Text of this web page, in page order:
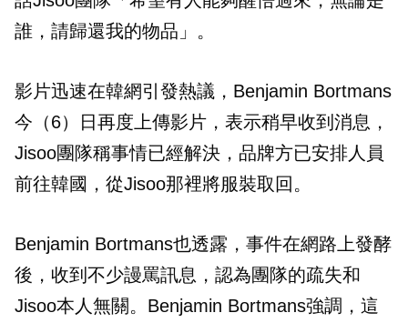
誰，請歸還我的物品」。
影片迅速在韓網引發熱議，Benjamin Bortmans
今（6）日再度上傳影片，表示稍早收到消息，
Jisoo團隊稱事情已經解決，品牌方已安排人員
前往韓國，從Jisoo那裡將服裝取回。
Benjamin Bortmans也透露，事件在網路上發酵
後，收到不少謾罵訊息，認為團隊的疏失和
Jisoo本人無關。Benjamin Bortmans強調，這